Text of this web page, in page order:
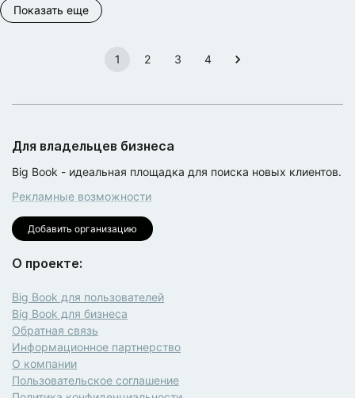
Показать еще
1 2 3 4
Для владельцев бизнеса
Big Book - идеальная площадка для поиска новых клиентов.
Рекламные возможности
Добавить организацию
О проекте:
Big Book для пользователей
Big Book для бизнеса
Обратная связь
Информационное партнерство
О компании
Пользовательское соглашение